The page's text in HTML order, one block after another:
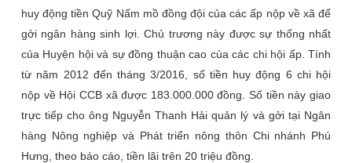
huy động tiền Quỹ Nấm mồ đồng đội của các ấp nộp về xã để
gởi ngân hàng sinh lợi. Chủ trương này được sự thống nhất
của Huyện hội và sự đồng thuận cao của các chi hội ấp. Tính
từ năm 2012 đến tháng 3/2016, số tiền huy động 6 chi hội
nộp về Hội CCB xã được 183.000.000 đồng. Số tiền này giao
trực tiếp cho ông Nguyễn Thanh Hải quản lý và gởi tại Ngân
hàng Nông nghiệp và Phát triển nông thôn Chi nhánh Phú
Hưng, theo báo cáo, tiền lãi trên 20 triệu đồng.